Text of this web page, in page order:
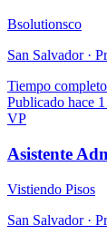
Bsolutionsco
San Salvador ·
Tiempo completo
Publicado hace 1
VP
Asistente
Vistiendo Pisos
San Salvador ·